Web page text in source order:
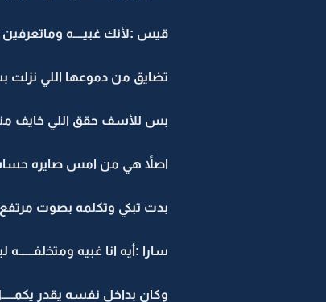
قيس :لأنك غبيــــه
تضايق من دموعها اللي نزلت
بس للأسف حقق اللي خايف منه
اصلاً هي من امس صايره
بدت تبكي وتكلمه بصوت مرتفع
سارا :أيه انا غبيه
وكان بداخل نفسه يقدر